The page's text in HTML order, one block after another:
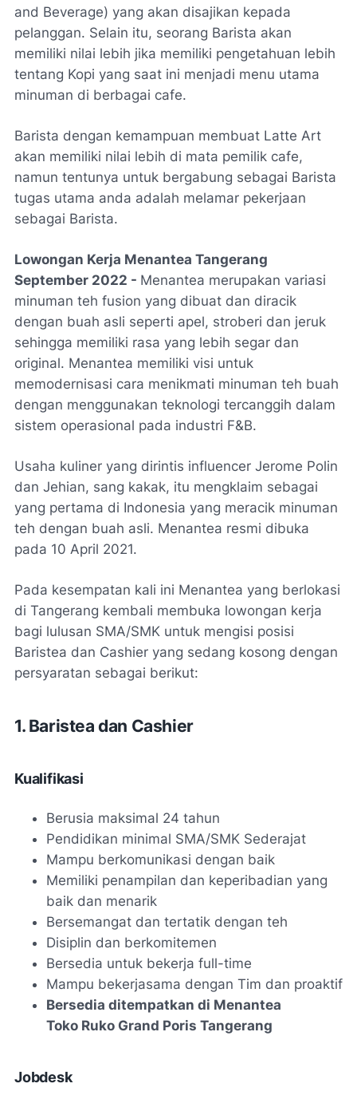
and Beverage) yang akan disajikan kepada
pelanggan. Selain itu, seorang Barista akan
memiliki nilai lebih jika memiliki pengetahuan lebih
tentang Kopi yang saat ini menjadi menu utama
minuman di berbagai cafe.
Barista dengan kemampuan membuat Latte Art
akan memiliki nilai lebih di mata pemilik cafe,
namun tentunya untuk bergabung sebagai Barista
tugas utama anda adalah melamar pekerjaan
sebagai Barista.
Lowongan Kerja Menantea Tangerang
September 2022 - Menantea merupakan variasi
minuman teh fusion yang dibuat dan diracik
dengan buah asli seperti apel, stroberi dan jeruk
sehingga memiliki rasa yang lebih segar dan
original. Menantea memiliki visi untuk
memodernisasi cara menikmati minuman teh buah
dengan menggunakan teknologi tercanggih dalam
sistem operasional pada industri F&B.
Usaha kuliner yang dirintis influencer Jerome Polin
dan Jehian, sang kakak, itu mengklaim sebagai
yang pertama di Indonesia yang meracik minuman
teh dengan buah asli. Menantea resmi dibuka
pada 10 April 2021.
Pada kesempatan kali ini Menantea yang berlokasi
di Tangerang kembali membuka lowongan kerja
bagi lulusan SMA/SMK untuk mengisi posisi
Baristea dan Cashier yang sedang kosong dengan
persyaratan sebagai berikut:
1. Baristea dan Cashier
Kualifikasi
Berusia maksimal 24 tahun
Pendidikan minimal SMA/SMK Sederajat
Mampu berkomunikasi dengan baik
Memiliki penampilan dan keperibadian yang
baik dan menarik
Bersemangat dan tertatik dengan teh
Disiplin dan berkomitemen
Bersedia untuk bekerja full-time
Mampu bekerjasama dengan Tim dan proaktif
Bersedia ditempatkan di Menantea
Toko Ruko Grand Poris Tangerang
Jobdesk